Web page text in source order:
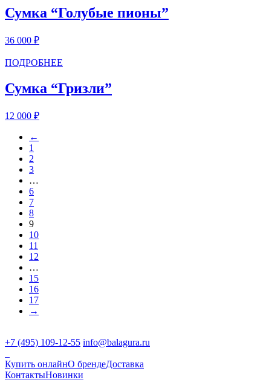
Сумка “Голубые пионы”
36 000 ₽
ПОДРОБНЕЕ
Сумка “Гризли”
12 000 ₽
←
1
2
3
…
6
7
8
9
10
11
12
…
15
16
17
→
+7 (495) 109-12-55 info@balagura.ru
Купить онлайнО брендеДоставка
КонтактыНовинки